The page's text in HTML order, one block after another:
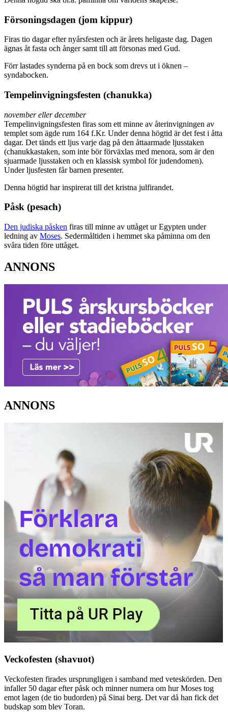
Försoningsdagen (jom kippur)
Firas tio dagar efter nyårsfesten och är årets heligaste dag. Dagen
ägnas åt fasta och ånger samt till att försonas med Gud.
Förr lastades synderna på en bock som drevs ut i öknen –
syndabocken.
Tempelinvigningsfesten (chanukka)
november eller december
Tempelinvigningsfesten firas som ett minne av återinvigningen av
templet som ägde rum 164 f.Kr. Under denna högtid är det fest i åtta
dagar. Det tänds ett ljus varje dag på den åttaarmade ljusstaken
(chanukkastaken, som inte bör förväxlas med menora, som är den
sjuarmade ljusstaken och en klassisk symbol för judendomen).
Under ljusfesten får barnen presenter.
Denna högtid har inspirerat till det kristna julfirandet.
Påsk (pesach)
Den judiska påsken firas till minne av uttåget ur Egypten under
ledning av Moses. Sedermåltiden i hemmet ska påminna om den
svåra tiden före uttåget.
ANNONS
ANNONS
Veckofesten (shavuot)
Veckofesten firades ursprungligen i samband med veteskörden. Den
infaller 50 dagar efter påsk och minner numera om hur Moses tog
emot lagen (de tio budorden) på Sinai berg. Det var då han fick det
budskap som blev Toran.